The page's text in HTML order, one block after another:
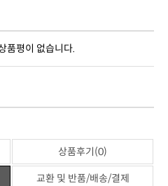
품평이 없습니다.
상품후기(0)
교환 및 반품/배송/결제